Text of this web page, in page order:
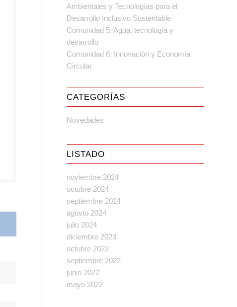
Ambientales y Tecnologías para el
Desarrollo Inclusivo Sustentable
Comunidad 5: Agua, tecnología y
desarrollo
Comunidad 6: Innovación y Economía
Circular
CATEGORÍAS
Novedades
LISTADO
noviembre 2024
octubre 2024
septiembre 2024
agosto 2024
julio 2024
diciembre 2023
octubre 2022
septiembre 2022
junio 2022
mayo 2022